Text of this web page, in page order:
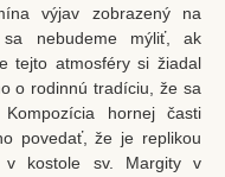
výjav zobrazený na
nebudeme mýliť, ak
tejto atmosféry si žiadal
o rodinnú tradíciu, že sa
hornej časti
povedať, že je replikou
v kostole sv. Margity v